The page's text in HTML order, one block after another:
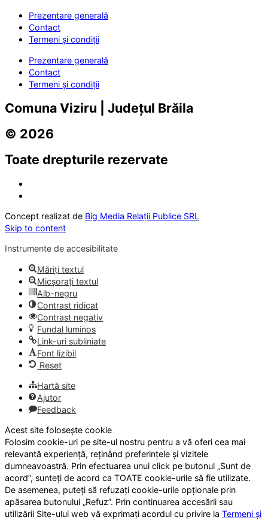
Prezentare generală
Contact
Termeni și condiții
Prezentare generală
Contact
Termeni și condiții
Comuna Viziru | Județul Brăila
© 2026
Toate drepturile rezervate
Concept realizat de Big Media Relații Publice SRL
Skip to content
Instrumente de accesibilitate
Măriți textul
Micșorați textul
Alb-negru
Contrast ridicat
Contrast negativ
Fundal luminos
Link-uri subliniate
Font lizibil
Reset
Hartă site
Ajutor
Feedback
Acest site folosește cookie
Folosim cookie-uri pe site-ul nostru pentru a vă oferi cea mai
relevantă experiență, reținând preferințele și vizitele
dumneavoastră. Prin efectuarea unui click pe butonul „Sunt de
acord”, sunteți de acord ca TOATE cookie-urile să fie utilizate.
De asemenea, puteți să refuzați cookie-urile opționale prin
apăsarea butonului „Refuz”. Prin continuarea accesării sau
utilizării Site-ului web vă exprimați acordul cu privire la Termeni și